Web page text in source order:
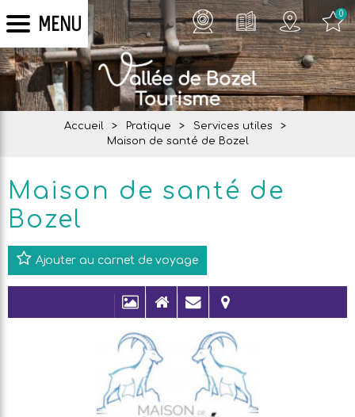
MENU 0
Accueil > Pratique > Services utiles
>
Maison de santé de Bozel
Maison de santé de
Bozel
Ajouter au carnet de voyage